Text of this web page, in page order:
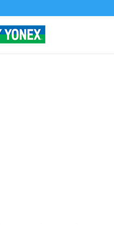
Tienda»BOLA TRAINING